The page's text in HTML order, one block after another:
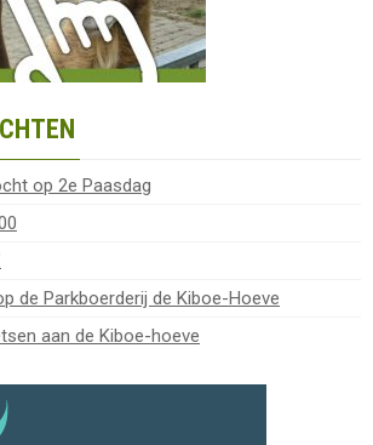
op 2e Paasdag
de Parkboerderij de Kiboe-Hoeve
aan de Kiboe-hoeve